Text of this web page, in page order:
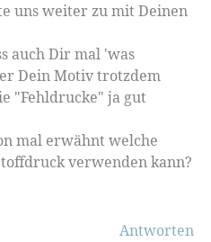
uns weiter zu mit Deinen
auch Dir mal 'was
Dein Motiv trotzdem
"Fehldrucke" ja gut
mal erwähnt welche
verwenden kann?
Antworten